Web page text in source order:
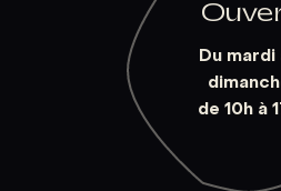
Du mardi
de 10h à